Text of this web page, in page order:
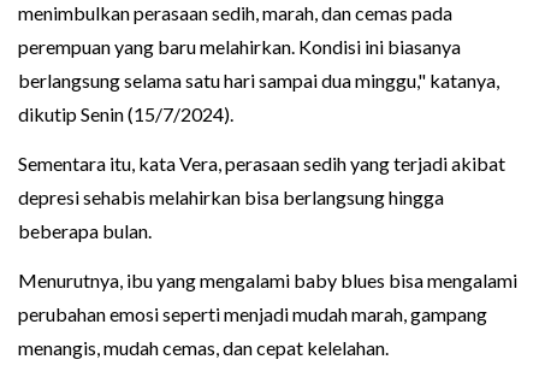
menimbulkan perasaan sedih, marah, dan cemas pada
perempuan yang baru melahirkan. Kondisi ini biasanya
berlangsung selama satu hari sampai dua minggu," katanya,
dikutip Senin (15/7/2024).
Sementara itu, kata Vera, perasaan sedih yang terjadi akibat
depresi sehabis melahirkan bisa berlangsung hingga
beberapa bulan.
Menurutnya, ibu yang mengalami baby blues bisa mengalami
perubahan emosi seperti menjadi mudah marah, gampang
menangis, mudah cemas, dan cepat kelelahan.